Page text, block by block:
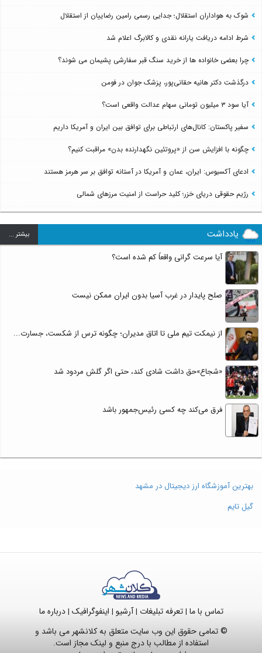
شوک به هواداران استقلال؛ جدایی رسمی رامین رضاییان از استقلال
شرط ادامه دریافت یارانه نقدی و کالابرگ اعلام شد
چرا بعضی خانواده ها از خرید سنگ قبر سفارشی پشیمان می شوند؟
درگذشت دکتر هانیه حقانی‌پور، پزشک جوان در فومن
آیا سود ۳ میلیون تومانی سهام عدالت واقعی است؟
سفیر پاکستان: کانال‌های ارتباطی برای توافق بین ایران و آمریکا داریم
چگونه با افزایش سن از «پروتئین نگهدارنده بدن» مراقبت کنیم؟
ادعای آکسیوس: ایران، عمان و آمریکا در آستانه توافق بر سر هرمز هستند
رژیم حقوقی دریای خزر؛ کلید حراست از امنیت مرزهای شمالی
یادداشت بيشتر ...
آیا سرعت گرانی واقعاً کم شده است؟
صلح پایدار در غرب آسیا بدون ایران ممکن نیست
از نیمکت تیم ملی تا اتاق مدیران؛ چگونه ترس از شکست، جسارت...
«شجاع»حق داشت شادی کند، حتی اگر گلش مردود شد
فرق می‌کند چه کسی رئیس‌جمهور باشد
بهترین آموزشگاه ارز دیجیتال در مشهد
گیل تایم
تماس با ما |تعرفه تبلیغات |آرشیو | اینفوگرافیک |درباره ما
© تمامی حقوق این وب سایت متعلق به کلانشهر می باشد و
استفاده از مطالب با درج منبع و لینک مجاز است.